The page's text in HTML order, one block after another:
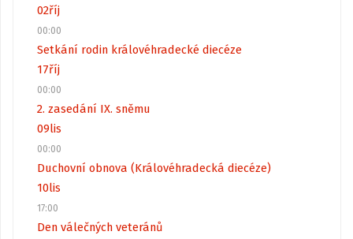
02říj
00:00
Setkání rodin královéhradecké diecéze
17říj
00:00
2. zasedání IX. sněmu
09lis
00:00
Duchovní obnova (Královéhradecká diecéze)
10lis
17:00
Den válečných veteránů